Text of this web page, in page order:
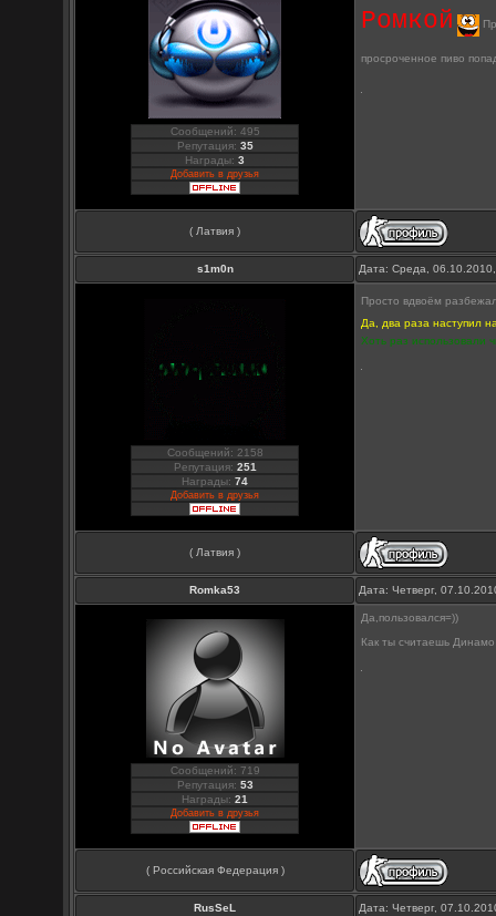
Сообщений: 495
Репутация: 35
Награды:3
Добавить в друзья
Ромкой
просроченное пиво
( Латвия )
s1m0n Дата: Среда,
Сообщений: 2158
Репутация: 251
Награды:74
Добавить в друзья
Просто вдвоём
Да, два раза наступил
Хоть раз использовали
( Латвия )
Romka53 Дата: Четверг,
Сообщений: 719
Репутация: 53
Награды:21
Добавить в друзья
Да,пользовался=))
Как ты считаешь
( Российская Федерация )
RusSeL Дата: Четверг,